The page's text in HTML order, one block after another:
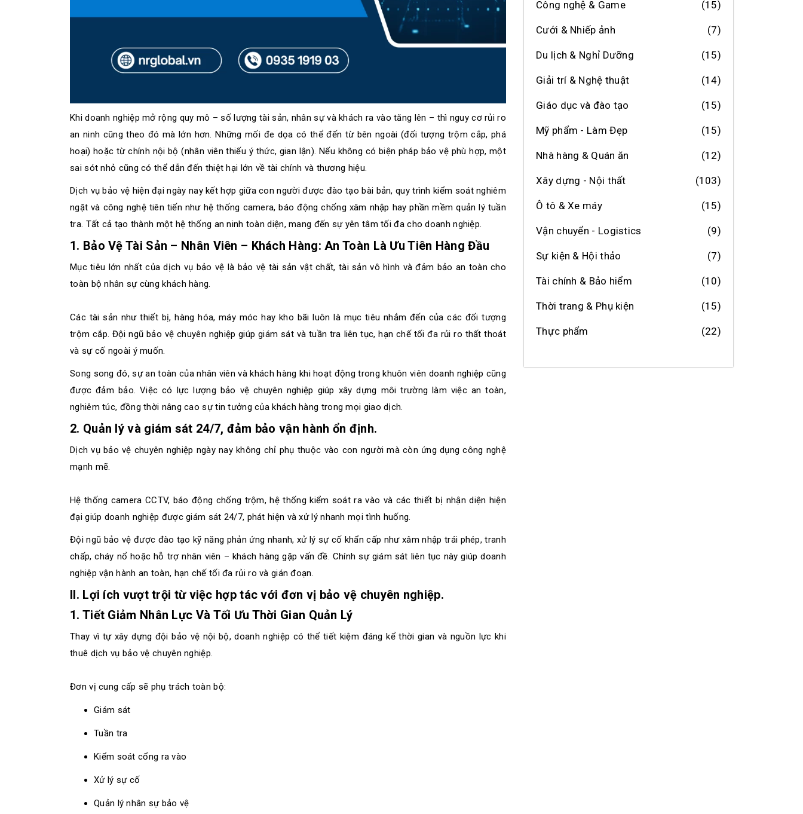
Khi doanh nghiệp mở rộng quy mô – số lượng tài sản, nhân sự và khách ra vào tăng lên – thì nguy cơ rủi ro
an ninh cũng theo đó mà lớn hơn. Những mối đe dọa có thể đến từ bên ngoài (đối tượng trộm cắp, phá
hoại) hoặc từ chính nội bộ (nhân viên thiếu ý thức, gian lận). Nếu không có biện pháp bảo vệ phù hợp, một
sai sót nhỏ cũng có thể dẫn đến thiệt hại lớn về tài chính và thương hiệu.
Dịch vụ bảo vệ hiện đại ngày nay kết hợp giữa con người được đào tạo bài bản, quy trình kiểm soát nghiêm
ngặt và công nghệ tiên tiến như hệ thống camera, báo động chống xâm nhập hay phần mềm quản lý tuần
tra. Tất cả tạo thành một hệ thống an ninh toàn diện, mang đến sự yên tâm tối đa cho doanh nghiệp.
1. Bảo Vệ Tài Sản – Nhân Viên – Khách Hàng: An Toàn Là Ưu Tiên Hàng Đầu
Mục tiêu lớn nhất của dịch vụ bảo vệ là bảo vệ tài sản vật chất, tài sản vô hình và đảm bảo an toàn cho
toàn bộ nhân sự cùng khách hàng.
Các tài sản như thiết bị, hàng hóa, máy móc hay kho bãi luôn là mục tiêu nhắm đến của các đối tượng
trộm cắp. Đội ngũ bảo vệ chuyên nghiệp giúp giám sát và tuần tra liên tục, hạn chế tối đa rủi ro thất thoát
và sự cố ngoài ý muốn.
Song song đó, sự an toàn của nhân viên và khách hàng khi hoạt động trong khuôn viên doanh nghiệp cũng
được đảm bảo. Việc có lực lượng bảo vệ chuyên nghiệp giúp xây dựng môi trường làm việc an toàn,
nghiêm túc, đồng thời nâng cao sự tin tưởng của khách hàng trong mọi giao dịch.
2. Quản lý và giám sát 24/7, đảm bảo vận hành ổn định.
Dịch vụ bảo vệ chuyên nghiệp ngày nay không chỉ phụ thuộc vào con người mà còn ứng dụng công nghệ
mạnh mẽ.
Hệ thống camera CCTV, báo động chống trộm, hệ thống kiểm soát ra vào và các thiết bị nhận diện hiện
đại giúp doanh nghiệp được giám sát 24/7, phát hiện và xử lý nhanh mọi tình huống.
Đội ngũ bảo vệ được đào tạo kỹ năng phản ứng nhanh, xử lý sự cố khẩn cấp như xâm nhập trái phép, tranh
chấp, cháy nổ hoặc hỗ trợ nhân viên – khách hàng gặp vấn đề. Chính sự giám sát liên tục này giúp doanh
nghiệp vận hành an toàn, hạn chế tối đa rủi ro và gián đoạn.
II. Lợi ích vượt trội từ việc hợp tác với đơn vị bảo vệ chuyên nghiệp.
1. Tiết Giảm Nhân Lực Và Tối Ưu Thời Gian Quản Lý
Thay vì tự xây dựng đội bảo vệ nội bộ, doanh nghiệp có thể tiết kiệm đáng kể thời gian và nguồn lực khi
thuê dịch vụ bảo vệ chuyên nghiệp.
Đơn vị cung cấp sẽ phụ trách toàn bộ:
Giám sát
Tuần tra
Kiểm soát cổng ra vào
Xử lý sự cố
Quản lý nhân sự bảo vệ
Công nghệ & Game (15)
Cưới & Nhiếp ảnh (7)
Du lịch & Nghỉ Dưỡng (15)
Giải trí & Nghệ thuật (14)
Giáo dục và đào tạo (15)
Mỹ phẩm - Làm Đẹp (15)
Nhà hàng & Quán ăn (12)
Xây dựng - Nội thất (103)
Ô tô & Xe máy (15)
Vận chuyển - Logistics (9)
Sự kiện & Hội thảo (7)
Tài chính & Bảo hiểm (10)
Thời trang & Phụ kiện (15)
Thực phẩm (22)